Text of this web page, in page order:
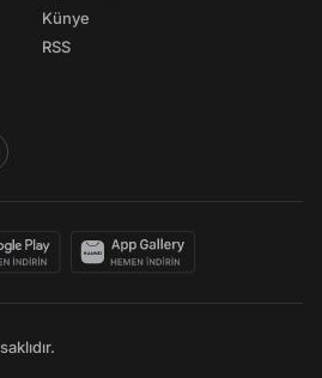
Künye
RSS